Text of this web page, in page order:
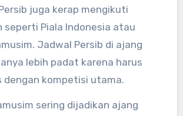
juga kerap mengikuti
seperti Piala Indonesia atau
Jadwal Persib di ajang
lebih padat karena harus
dengan kompetisi utama.
sering dijadikan ajang